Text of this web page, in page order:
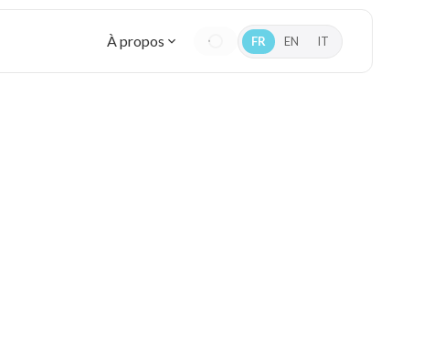
À propos FR EN IT